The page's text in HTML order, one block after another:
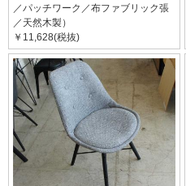
／パッチワーク／布ファブリック張
／天然木製）
￥11,628(税抜)